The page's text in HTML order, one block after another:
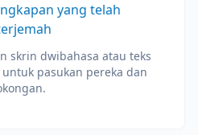
yang telah
skrin dwibahasa atau teks
pasukan pereka dan